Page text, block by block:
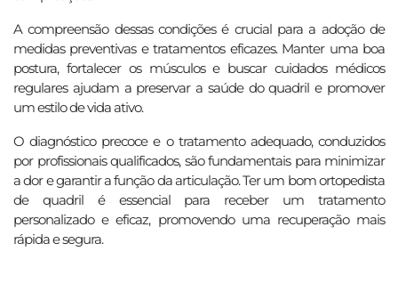
A compreensão dessas condições é crucial para a adoção de
medidas preventivas e tratamentos eficazes. Manter uma boa
postura, fortalecer os músculos e buscar cuidados médicos
regulares ajudam a preservar a saúde do quadril e promover
um estilo de vida ativo.
O diagnóstico precoce e o tratamento adequado, conduzidos
por profissionais qualificados, são fundamentais para minimizar
a dor e garantir a função da articulação. Ter um bom ortopedista
de quadril é essencial para receber um tratamento
personalizado e eficaz, promovendo uma recuperação mais
rápida e segura.